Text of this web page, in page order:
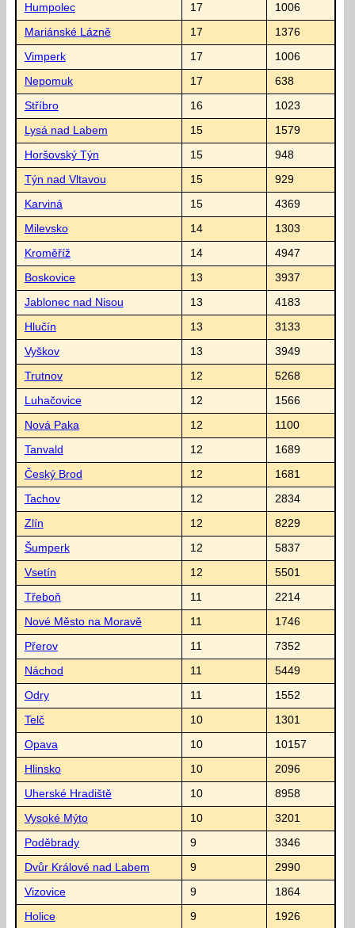
Humpolec 17 1006
Mariánské Lázně 17 1376
Vimperk 17 1006
Nepomuk 17 638
Stříbro 16 1023
Lysá nad Labem 15 1579
Horšovský Týn 15 948
Týn nad Vltavou 15 929
Karviná 15 4369
Milevsko 14 1303
Kroměříž 14 4947
Boskovice 13 3937
Jablonec nad Nisou 13 4183
Hlučín 13 3133
Vyškov 13 3949
Trutnov 12 5268
Luhačovice 12 1566
Nová Paka 12 1100
Tanvald 12 1689
Český Brod 12 1681
Tachov 12 2834
Zlín 12 8229
Šumperk 12 5837
Vsetín 12 5501
Třeboň 11 2214
Nové Město na Moravě 11 1746
Přerov 11 7352
Náchod 11 5449
Odry 11 1552
Telč 10 1301
Opava 10 10157
Hlinsko 10 2096
Uherské Hradiště 10 8958
Vysoké Mýto 10 3201
Poděbrady 9 3346
Dvůr Králové nad Labem 9 2990
Vizovice 9 1864
Holice 9 1926